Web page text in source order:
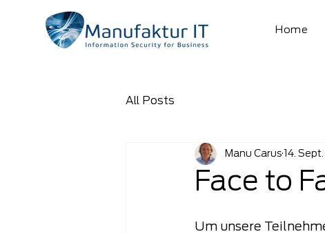
Home
All Posts
Face to
Manu Carus 14.
Um unsere